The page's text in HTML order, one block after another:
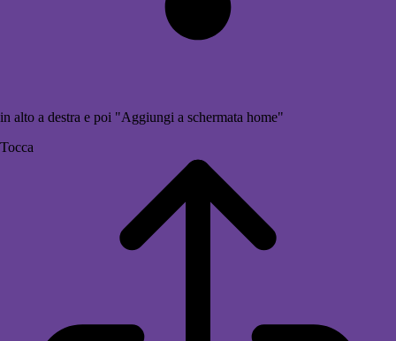
in alto a destra e poi "Aggiungi a schermata home"
Tocca